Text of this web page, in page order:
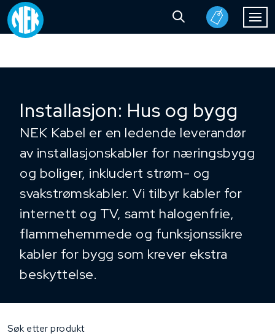
Installasjon: Hus og bygg
NEK Kabel er en ledende leverandør
av installasjonskabler for næringsbygg
og boliger, inkludert strøm- og
svakstrømskabler. Vi tilbyr kabler for
internett og TV, samt halogenfrie,
flammehemmede og funksjonssikre
kabler for bygg som krever ekstra
beskyttelse.
Søk etter produkt